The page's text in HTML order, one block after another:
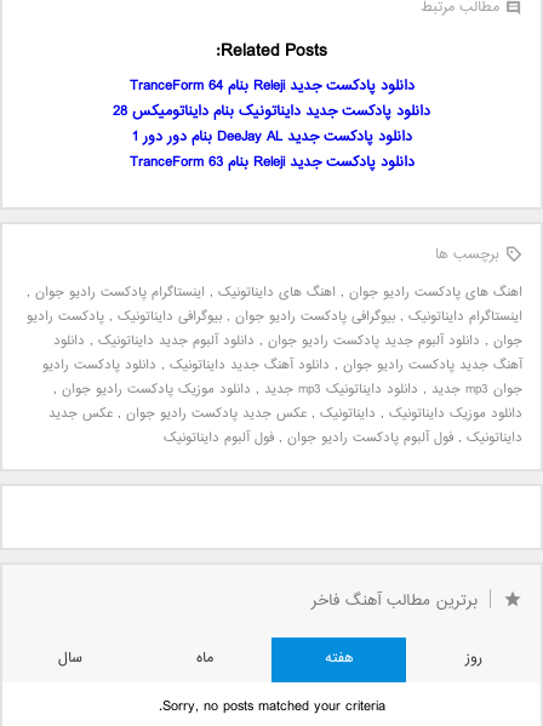
مطالب مرتبط
Related Posts:
دانلود پادکست جدید Releji بنام TranceForm 64
دانلود پادکست جدید دایناتونیک بنام دایناتومیکس 28
دانلود پادکست جدید DeeJay AL بنام دور دور 1
دانلود پادکست جدید Releji بنام TranceForm 63
برچسب ها
اهنگ های پادکست رادیو جوان , اهنگ های دایناتونیک , اینستاگرام پادکست رادیو جوان ,
اینستاگرام دایناتونیک , بیوگرافی پادکست رادیو جوان , بیوگرافی دایناتونیک , پادکست رادیو
جوان , دانلود آلبوم جدید پادکست رادیو جوان , دانلود آلبوم جدید دایناتونیک , دانلود
آهنگ جدید پادکست رادیو جوان , دانلود آهنگ جدید دایناتونیک , دانلود پادکست رادیو
جوان mp3 جدید
, دانلود دایناتونیک mp3 جدید , دانلود موزیک پادکست رادیو جوان ,
دانلود موزیک دایناتونیک , دایناتونیک , عکس جدید پادکست رادیو جوان , عکس جدید
دایناتونیک , فول آلبوم پادکست رادیو جوان , فول آلبوم دایناتونیک
برترین مطالب آهنگ فاخر
روز هفته ماه
سال
Sorry, no posts matched your criteria.